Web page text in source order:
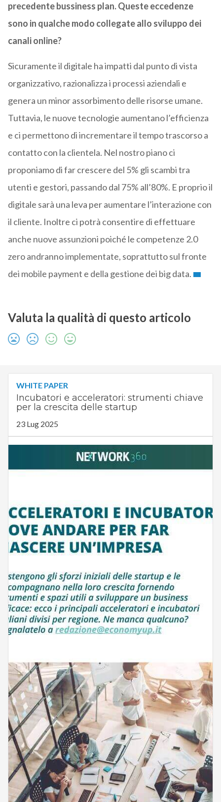
precedente bussiness plan. Queste eccedenze
sono in qualche modo collegate allo sviluppo dei
canali online?
Sicuramente il digitale ha impatti dal punto di vista
organizzativo, razionalizza i processi aziendali e
genera un minor assorbimento delle risorse umane.
Tuttavia, le nuove tecnologie aumentano l’efficienza
e ci permettono di incrementare il tempo trascorso a
contatto con la clientela. Nel nostro piano ci
proponiamo di far crescere del 5% gli scambi tra
utenti e gestori, passando dal 75% all’80%. E proprio il
digitale sarà una leva per aumentare l’interazione con
il cliente. Inoltre ci potrà consentire di effettuare
anche nuove assunzioni poiché le competenze 2.0
zero andranno implementate, soprattutto sul fronte
dei mobile payment e della gestione dei big data.
Valuta la qualità di questo articolo
WHITE PAPER
Incubatori e acceleratori: strumenti chiave
per la crescita delle startup
23 Lug 2025